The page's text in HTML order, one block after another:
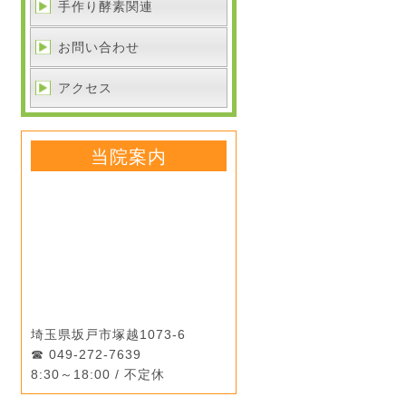
手作り酵素関連
お問い合わせ
アクセス
当院案内
埼玉県坂戸市塚越1073-6
049-272-7639
8:30～18:00 / 不定休